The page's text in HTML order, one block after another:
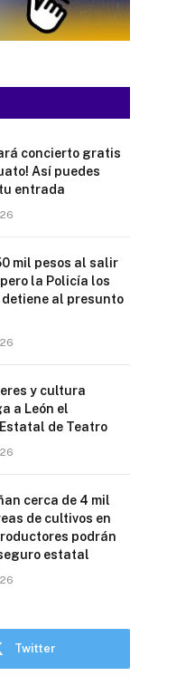
concierto gratis
Así puedes
entrada
mil pesos al salir
la Policía los
al presunto
y cultura
a León el
de Teatro
cerca de 4 mil
de cultivos en
podrán
estatal
Twitter